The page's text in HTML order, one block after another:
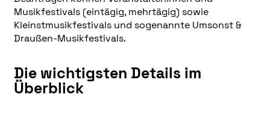
Musikfestivals (eintägig, mehrtägig) sowie
Kleinstmusikfestivals und sogenannte Umsonst &
Draußen-Musikfestivals.
Die wichtigsten Details im
Überblick